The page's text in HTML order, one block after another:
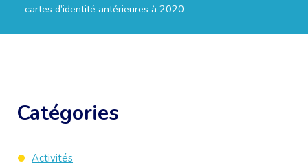
cartes d’identité antérieures à 2020
Catégories
Activités